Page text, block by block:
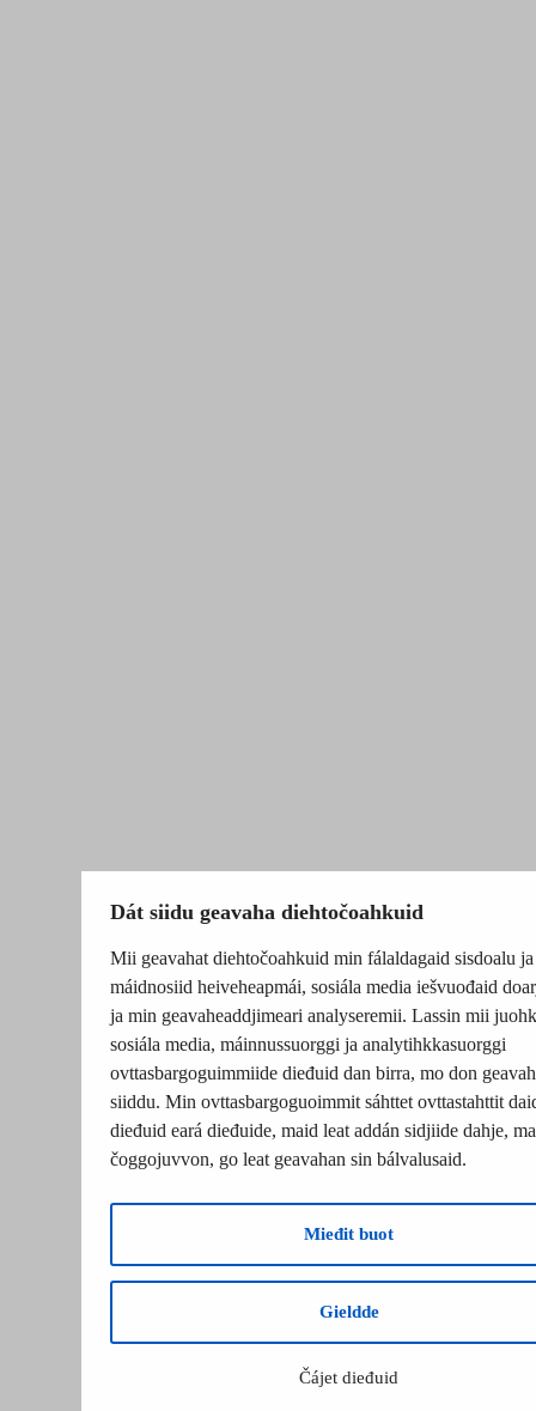
Dát siidu geavaha diehtočoahkuid
Mii geavahat diehtočoahkuid min fálaldagaid sisdoalu ja
máidnosiid heiveheapmái, sosiála media iešvuođaid
ja min geavaheaddjimeari analyseremii. Lassin mii
sosiála media, máinnussuorggi ja analytihkkasuorggi
ovttasbargoguimmiide dieđuid dan birra, mo don
siiddu. Min ovttasbargoguoimmit sáhttet ovttastahttit
dieđuid eará dieđuide, maid leat addán sidjiide dahje,
čoggojuvvon, go leat geavahan sin bálvalusaid.
Mieđit buot
Gieldde
Čájet dieđuid